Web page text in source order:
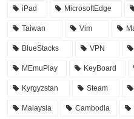
iPad MicrosoftEdge
Taiwan Vim
BlueStacks VPN
MEmuPlay KeyBoard
Kyrgyzstan Steam
Malaysia Cambodia